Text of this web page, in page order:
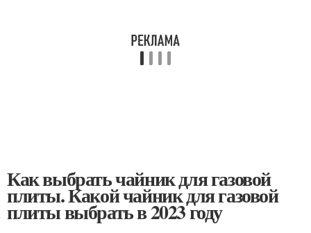
Как выбрать чайник для газовой
плиты. Какой чайник для газовой
плиты выбрать в 2023 году